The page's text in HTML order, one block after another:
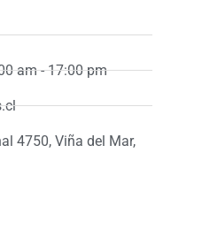
am - 17:00 pm
4750, Viña del Mar,